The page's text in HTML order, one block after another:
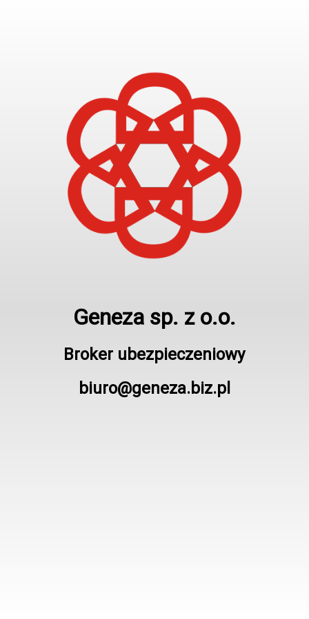
Geneza sp. z o.o.
Broker ubezpieczeniowy
biuro@geneza.biz.pl